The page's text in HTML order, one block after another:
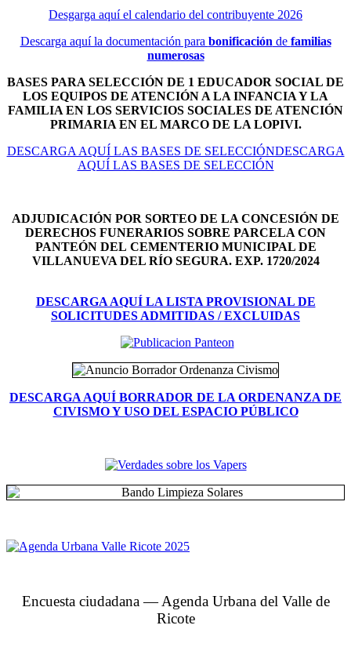
Desgarga aquí el calendario del contribuyente 2026
Descarga aquí la documentación para bonificación de familias
numerosas
BASES PARA SELECCIÓN DE 1 EDUCADOR SOCIAL DE
LOS EQUIPOS DE ATENCIÓN A LA INFANCIA Y LA
FAMILIA EN LOS SERVICIOS SOCIALES DE ATENCIÓN
PRIMARIA EN EL MARCO DE LA LOPIVI.
DESCARGA AQUÍ LAS BASES DE SELECCIÓNDESCARGA
AQUÍ LAS BASES DE SELECCIÓN
ADJUDICACIÓN POR SORTEO DE LA CONCESIÓN DE
DERECHOS FUNERARIOS SOBRE PARCELA CON
PANTEÓN DEL CEMENTERIO MUNICIPAL DE
VILLANUEVA DEL RÍO SEGURA. EXP. 1720/2024
DESCARGA AQUÍ LA LISTA PROVISIONAL DE
SOLICITUDES ADMITIDAS / EXCLUIDAS
DESCARGA AQUÍ BORRADOR DE LA ORDENANZA DE
CIVISMO Y USO DEL ESPACIO PÚBLICO
Encuesta ciudadana — Agenda Urbana del Valle de
Ricote